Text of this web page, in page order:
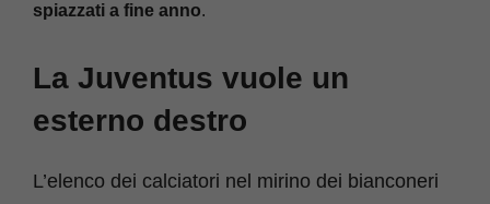
spiazzati a fine anno.
La Juventus vuole un
esterno destro
L’elenco dei calciatori nel mirino dei bianconeri